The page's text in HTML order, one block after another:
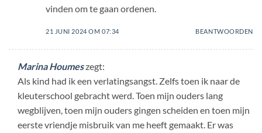
vinden om te gaan ordenen.
21 JUNI 2024 OM 07:34 BEANTWOORDEN
Marina Houmeszegt:
Als kind had ik een verlatingsangst. Zelfs toen ik naar de
kleuterschool gebracht werd. Toen mijn ouders lang
wegblijven, toen mijn ouders gingen scheiden en toen mijn
eerste vriendje misbruik van me heeft gemaakt. Er was